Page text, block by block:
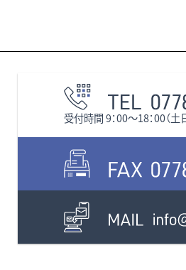
受付時間 9：00〜18：00（土